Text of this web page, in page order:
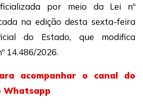
por meio da Lei nº
na edição desta sexta-feira
do Estado, que modifica
14.486/2026.
acompanhar o canal do
Whatsapp